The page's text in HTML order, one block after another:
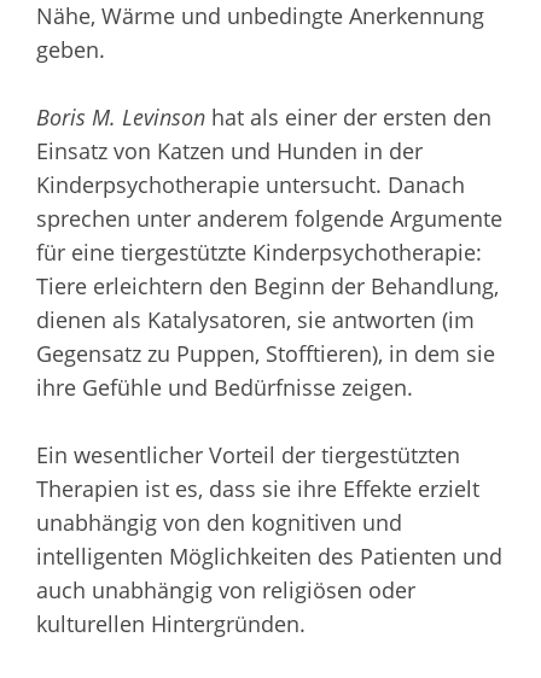
Nähe, Wärme und unbedingte Anerkennung
geben.
Boris M. Levinson hat als einer der ersten den
Einsatz von Katzen und Hunden in der
Kinderpsychotherapie untersucht. Danach
sprechen unter anderem folgende Argumente
für eine tiergestützte Kinderpsychotherapie:
Tiere erleichtern den Beginn der Behandlung,
dienen als Katalysatoren, sie antworten (im
Gegensatz zu Puppen, Stofftieren), in dem sie
ihre Gefühle und Bedürfnisse zeigen.
Ein wesentlicher Vorteil der tiergestützten
Therapien ist es, dass sie ihre Effekte erzielt
unabhängig von den kognitiven und
intelligenten Möglichkeiten des Patienten und
auch unabhängig von religiösen oder
kulturellen Hintergründen.